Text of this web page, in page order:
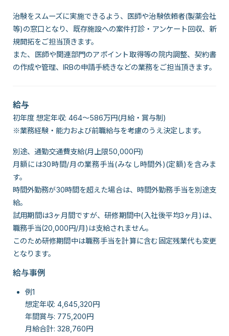
治験をスムーズに実施できるよう、医師や治験依頼者(製薬会社
等)の窓口となり、既存施設への案件打診・アンケート回収、新
規開拓をご担当頂きます。
また、医師や関連部門のアポイント取得等の院内調整、契約書
の作成や管理、IRBの申請手続きなどの業務をご担当頂きます。
給与
初年度 想定年収: 464～586万円(月給・賞与制)
※業務経験・能力および前職給与を考慮のうえ決定します。
別途、通勤交通費支給(月上限50,000円)
月額には30時間/月の業務手当(みなし時間外)(定額)を含みま
す。
時間外勤務が30時間を超えた場合は、時間外勤務手当を別途支
給。
試用期間は3ヶ月間ですが、研修期間中(入社後平均3ヶ月)は、
職務手当(20,000円/月)は支給されません。
このため研修期間中は職務手当を計算に含む固定残業代も変更
となります。
給与事例
例1
想定年収: 4,645,320円
年間賞与: 775,200円
月給合計: 328,760円